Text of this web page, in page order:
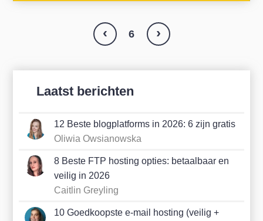
‹ 6 ›
Laatst berichten
12 Beste blogplatforms in 2026: 6 zijn gratis
Oliwia Owsianowska
8 Beste FTP hosting opties: betaalbaar en
veilig in 2026
Caitlin Greyling
10 Goedkoopste e-mail hosting (veilig +